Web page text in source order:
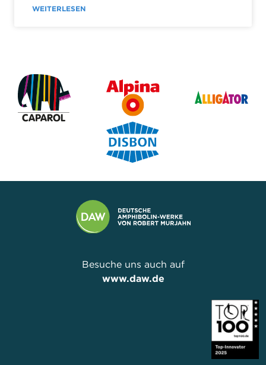
WEITERLESEN
Besuche uns auch auf
www.daw.de